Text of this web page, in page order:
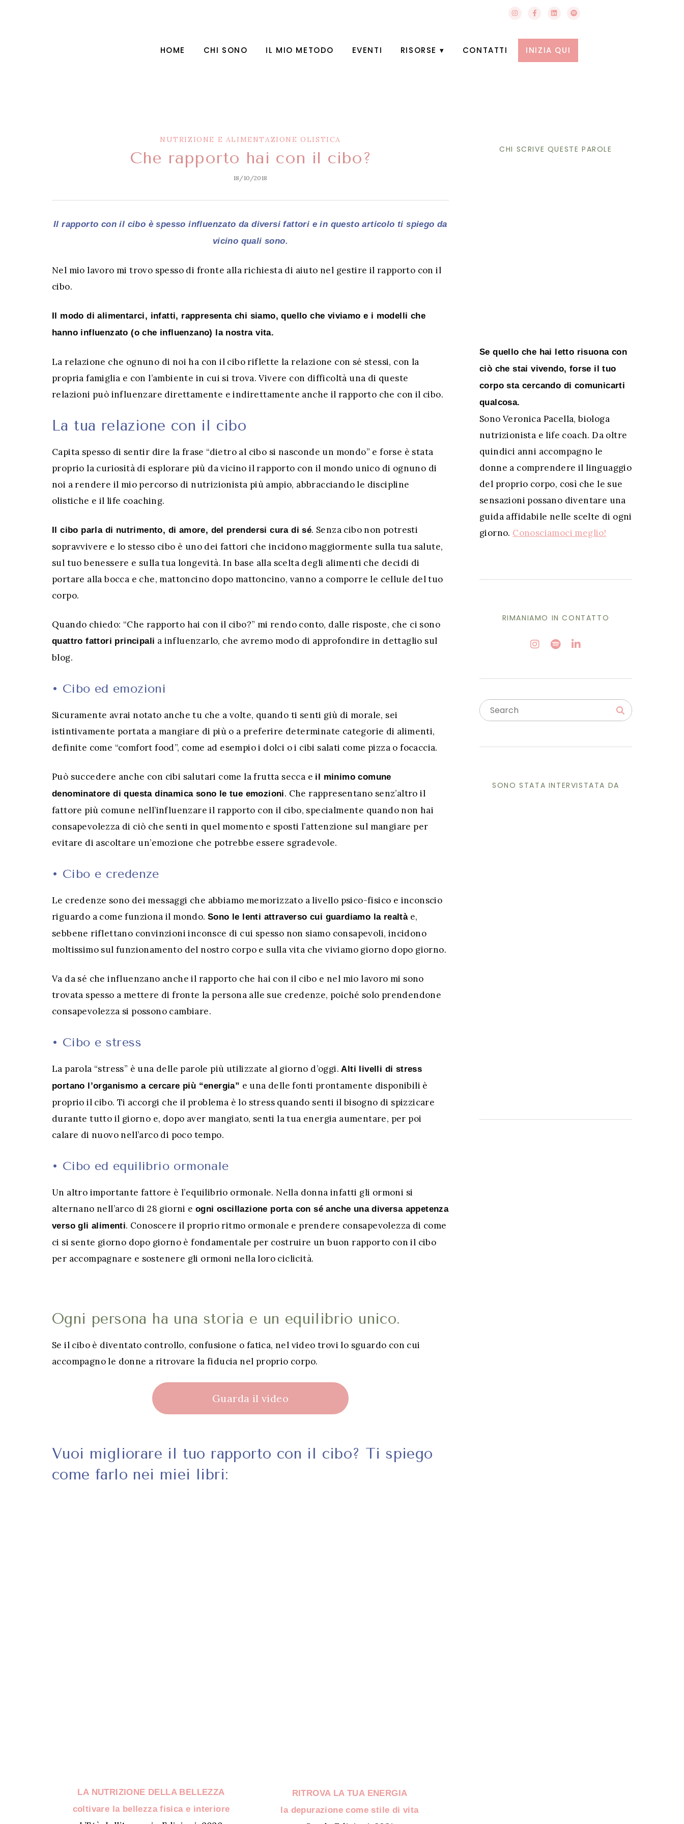
HOME CHI SONO IL MIO METODO EVENTI RISORSE CONTATTI INIZIA QUI
NUTRIZIONE E ALIMENTAZIONE OLISTICA
Che rapporto hai con il cibo?
18/10/2018
Il rapporto con il cibo è spesso influenzato da diversi fattori e in questo articolo ti spiego da
vicino quali sono.
Nel mio lavoro mi trovo spesso di fronte alla richiesta di aiuto nel gestire il rapporto con il
cibo.
Il modo di alimentarci, infatti, rappresenta chi siamo, quello che viviamo e i modelli che
hanno influenzato (o che influenzano) la nostra vita.
La relazione che ognuno di noi ha con il cibo riflette la relazione con sé stessi, con la
propria famiglia e con l’ambiente in cui si trova. Vivere con difficoltà una di queste
relazioni può influenzare direttamente e indirettamente anche il rapporto che con il cibo.
La tua relazione con il cibo
Capita spesso di sentir dire la frase “dietro al cibo si nasconde un mondo” e forse è stata
proprio la curiosità di esplorare più da vicino il rapporto con il mondo unico di ognuno di
noi a rendere il mio percorso di nutrizionista più ampio, abbracciando le discipline
olistiche e il life coaching.
Il cibo parla di nutrimento, di amore, del prendersi cura di sé. Senza cibo non potresti
sopravvivere e lo stesso cibo è uno dei fattori che incidono maggiormente sulla tua salute,
sul tuo benessere e sulla tua longevità. In base alla scelta degli alimenti che decidi di
portare alla bocca e che, mattoncino dopo mattoncino, vanno a comporre le cellule del tuo
corpo.
Quando chiedo: “Che rapporto hai con il cibo?” mi rendo conto, dalle risposte, che ci sono
quattro fattori principali a influenzarlo, che avremo modo di approfondire in dettaglio sul
blog.
• Cibo ed emozioni
Sicuramente avrai notato anche tu che a volte, quando ti senti giù di morale, sei
istintivamente portata a mangiare di più o a preferire determinate categorie di alimenti,
definite come “comfort food”, come ad esempio i dolci o i cibi salati come pizza o focaccia.
Può succedere anche con cibi salutari come la frutta secca e il minimo comune
denominatore di questa dinamica sono le tue emozioni. Che rappresentano senz’altro il
fattore più comune nell’influenzare il rapporto con il cibo, specialmente quando non hai
consapevolezza di ciò che senti in quel momento e sposti l’attenzione sul mangiare per
evitare di ascoltare un’emozione che potrebbe essere sgradevole.
• Cibo e credenze
Le credenze sono dei messaggi che abbiamo memorizzato a livello psico-fisico e inconscio
riguardo a come funziona il mondo. Sono le lenti attraverso cui guardiamo la realtàe,
sebbene riflettano convinzioni inconsce di cui spesso non siamo consapevoli, incidono
moltissimo sul funzionamento del nostro corpo e sulla vita che viviamo giorno dopo giorno.
Va da sé che influenzano anche il rapporto che hai con il cibo e nel mio lavoro mi sono
trovata spesso a mettere di fronte la persona alle sue credenze, poiché solo prendendone
consapevolezza si possono cambiare.
• Cibo e stress
La parola “stress” è una delle parole più utilizzate al giorno d’oggi.Alti livelli di stress
portano l’organismo a cercare più “energia” e una delle fonti prontamente disponibili è
proprio il cibo. Ti accorgi che il problema è lo stress quando senti il bisogno di spizzicare
durante tutto il giorno e, dopo aver mangiato, senti la tua energia aumentare, per poi
calare di nuovo nell’arco di poco tempo.
• Cibo ed equilibrio ormonale
Un altro importante fattore è l’equilibrio ormonale. Nella donna infatti gli ormoni si
alternano nell’arco di 28 giorni e ogni oscillazione porta con sé anche una diversa appetenza
verso gli alimenti. Conoscere il proprio ritmo ormonale e prendere consapevolezza di come
ci si sente giorno dopo giorno è fondamentale per costruire un buon rapporto con il cibo
per accompagnare e sostenere gli ormoni nella loro ciclicità.
Ogni persona ha una storia e un equilibrio unico.
Se il cibo è diventato controllo, confusione o fatica, nel video trovi lo sguardo con cui
accompagno le donne a ritrovare la fiducia nel proprio corpo.
Guarda il video
Vuoi migliorare il tuo rapporto con il cibo? Ti spiego
come farlo nei miei libri:
LA NUTRIZIONE DELLA BELLEZZA
coltivare la bellezza fisica e interiore
RITROVA LA TUA ENERGIA
la depurazione come stile di vita
CHI SCRIVE QUESTE PAROLE
Se quello che hai letto risuona con
ciò che stai vivendo, forse il tuo
corpo sta cercando di comunicarti
qualcosa.
Sono Veronica Pacella, biologa
nutrizionista e life coach. Da oltre
quindici anni accompagno le
donne a comprendere il linguaggio
del proprio corpo, così che le sue
sensazioni possano diventare una
guida affidabile nelle scelte di ogni
giorno. Conosciamoci meglio!
RIMANIAMO IN CONTATTO
SONO STATA INTERVISTATA DA